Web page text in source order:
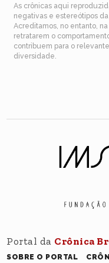
As crônicas aqui
negativas e estereótipos
Acreditamos, no entanto,
retratarem o
contribuem para o
diversidade.
Portal da Crônica
SOBRE O PORTAL